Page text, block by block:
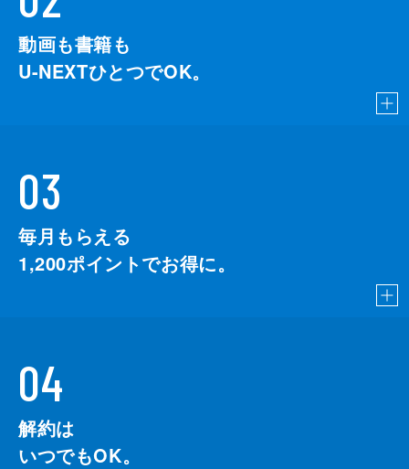
動画も書籍も
U-NEXTひとつでOK。
03
毎月もらえる
1,200ポイントでお得に。
04
解約は
いつでもOK。